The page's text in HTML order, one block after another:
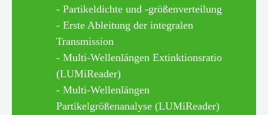
- Partikeldichte und -größenverteilung
- Erste Ableitung der integralen
Transmission
- Multi-Wellenlängen Extinktionsratio
(LUMiReader)
- Multi-Wellenlängen
Partikelgrößenanalyse (LUMiReader)